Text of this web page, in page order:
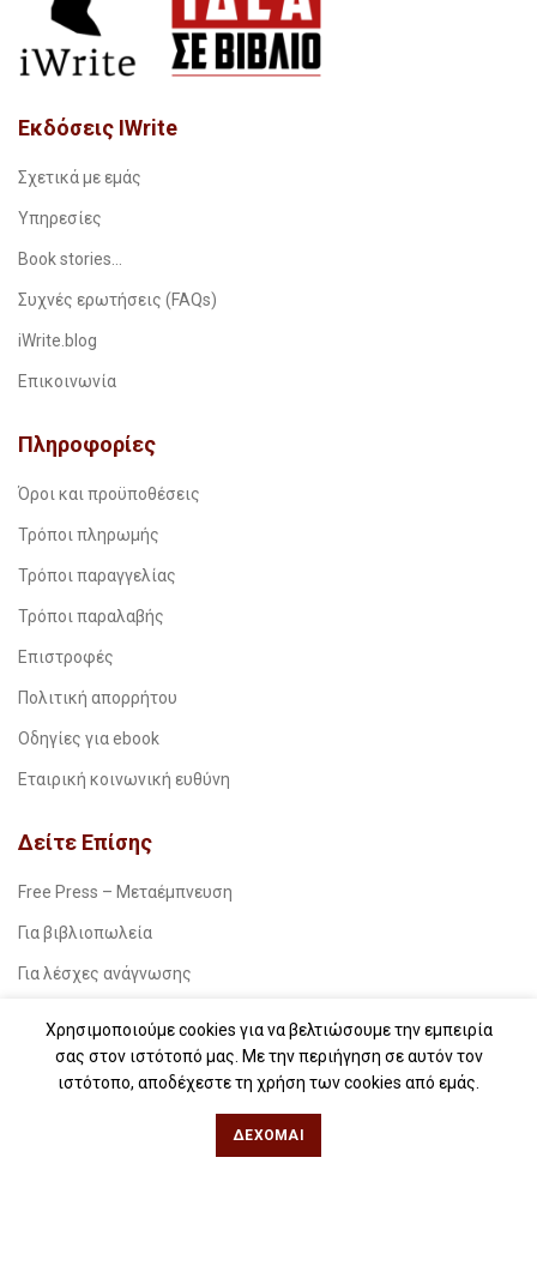
Εκδόσεις IWrite
Σχετικά με εμάς
Υπηρεσίες
Book stories…
Συχνές ερωτήσεις (FAQs)
iWrite.blog
Επικοινωνία
Πληροφορίες
Όροι και προϋποθέσεις
Τρόποι πληρωμής
Τρόποι παραγγελίας
Τρόποι παραλαβής
Επιστροφές
Πολιτική απορρήτου
Οδηγίες για ebook
Εταιρική κοινωνική ευθύνη
Δείτε Επίσης
Free Press – Μεταέμπνευση
Για βιβλιοπωλεία
Για λέσχες ανάγνωσης
Για σχολεία
Για βιβλιοφιλικές ομάδες
Χρησιμοποιούμε cookies για να βελτιώσουμε την εμπειρία
σας στον ιστότοπό μας. Με την περιήγηση σε αυτόν τον
ιστότοπο, αποδέχεστε τη χρήση των cookies από εμάς.
ΔΈΧΟΜΑΙ